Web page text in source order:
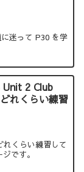
迷って P30 を学
2 Club
れくらい練習
くらい練習して
です。